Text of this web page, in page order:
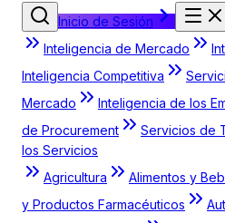
Inicio de Sesión
Inteligencia de Mercado
Inteligencia Competitiva
Mercado
Inteligencia de los
de Procurement
Servicios de
los Servicios
Agricultura
Alimentos y
y Productos Farmacéuticos